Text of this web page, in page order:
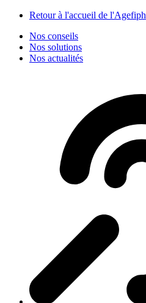
Retour à l'accueil de l'Agefiph
Nos conseils
Nos solutions
Nos actualités